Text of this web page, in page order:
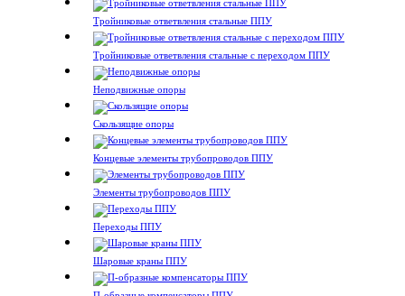
Тройниковые ответвления стальные ППУ
Тройниковые ответвления стальные с переходом ППУ
Неподвижные опоры
Скользящие опоры
Концевые элементы трубопроводов ППУ
Элементы трубопроводов ППУ
Переходы ППУ
Шаровые краны ППУ